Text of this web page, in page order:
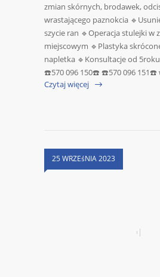
zmian skórnych, brodawek,
wrastającego paznokcia
szycie ran 🔹Operacja stulejki w
miejscowym 🔹Plastyka
napletka 🔹Konsultacje od
☎️570 096 150☎️ ☎️570 096 151☎️
Czytaj więcej
25 WRZEśNIA 2023